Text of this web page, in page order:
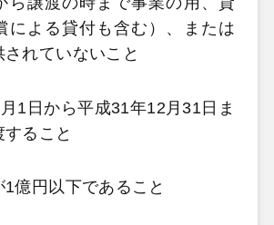
による貸付も含む）、または
れていないこと
1日から平成31年12月31日ま
ること
億円以下であること